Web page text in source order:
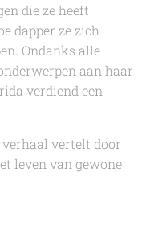
die ze heeft
dapper ze zich
Ondanks alle
aan haar
verdiend een
vertelt door
leven van gewone